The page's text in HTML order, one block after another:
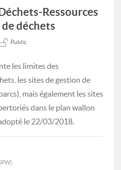
Ressources
déchets
Public
les limites des
les sites de gestion de
mais également les sites
dans le plan wallon
le 22/03/2018.